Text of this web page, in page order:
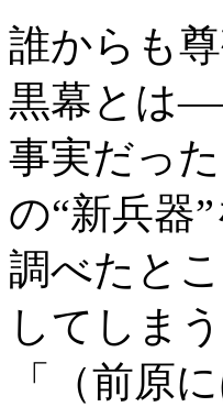
誰からも
黒幕とは
事実だっ
の“新兵器
調べたと
してしま
「（前原に